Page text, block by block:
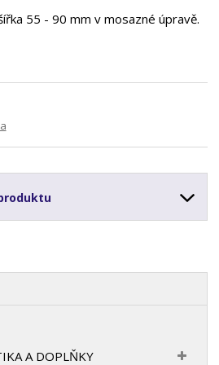
55 - 90 mm v mosazné úpravě.
A DOPLŇKY